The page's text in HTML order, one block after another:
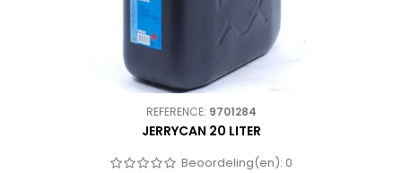
REFERENCE: 9701284
JERRYCAN 20 LITER
Beoordeling(en): 0